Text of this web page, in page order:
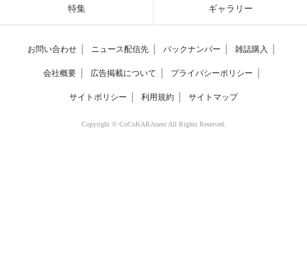
特集 ギャラリー
お問い合わせ ニュース配信先 バックナンバー 雑誌購入
会社概要 広告掲載について プライバシーポリシー
サイトポリシー 利用規約 サイトマップ
Copyright © CoCoKARAnext All Rights Reserved.